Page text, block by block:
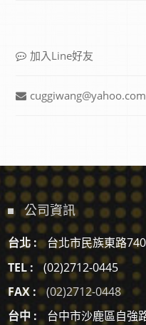
加入Line好友
公司資訊
台北 : 台北市民族東路
TEL :
(02)2712-0445
FAX : (02)2712-0448
台中 :
台中市沙鹿區自強